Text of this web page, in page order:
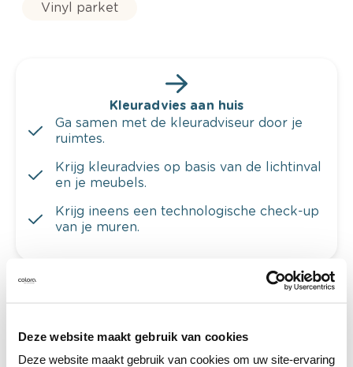
Deze website maakt gebruik van cookies
Deze website maakt gebruik van cookies om uw site-ervaring
Vinyl parket
Kleuradvies aan huis
Ga samen met de kleuradviseur door je
ruimtes.
Krijg kleuradvies op basis van de lichtinval
en je meubels.
Krijg ineens een technologische check-up
van je muren.
Ontdek er kleurechte stalen van je
kleurenselectie.